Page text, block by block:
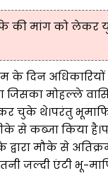
की मांग को लेकर
के दिन
मोहल्ले
चुके थे।परंतु
कब्जा किया
मौके से
जल्दी एंटी भू-